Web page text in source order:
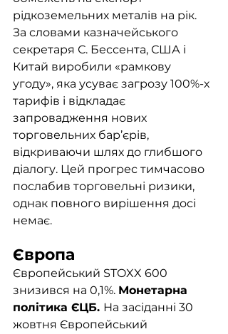
рідкоземельних металів на рік.
За словами казначейського
секретаря С. Бессента, США і
Китай виробили «рамкову
угоду», яка усуває загрозу 100%-х
тарифів і відкладає
запровадження нових
торговельних бар’єрів,
відкриваючи шлях до глибшого
діалогу. Цей прогрес тимчасово
послабив торговельні ризики,
однак повного вирішення досі
немає.
Європа
Європейський STOXX 600
знизився на 0,1%. Монетарна
політика ЄЦБ. На засіданні 30
жовтня Європейський